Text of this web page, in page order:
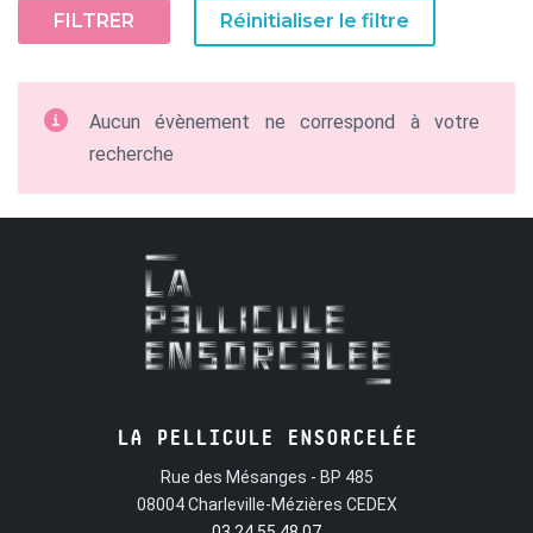
FILTRER Réinitialiser le filtre
Aucun évènement ne correspond à votre
recherche
LA PELLICULE ENSORCELÉE
Rue des Mésanges - BP 485
08004 Charleville-Mézières CEDEX